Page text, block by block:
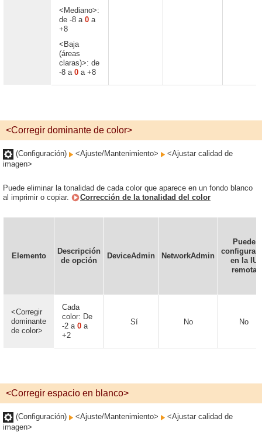
<Mediano>:
de -8 a 0 a
+8
<Baja
(áreas
claras)>: de
-8 a 0 a +8
<Corregir dominante de color>
(Configuración) <Ajuste/Mantenimiento>
<Ajustar calidad de
imagen>
Puede eliminar la tonalidad de cada color que aparece en un fondo blanco
al imprimir o copiar.
Corrección de la tonalidad del color
Elemento
Descripción
de opción
DeviceAdmin NetworkAdmin
Puede
en la IU
remota
<Corregir
dominante
de color>
Cada
color: De
-2 a 0 a
+2
Sí No No
<Corregir espacio en blanco>
(Configuración) <Ajuste/Mantenimiento>
<Ajustar calidad de
imagen>